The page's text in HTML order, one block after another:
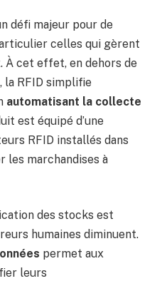
défi majeur pour de
celles qui gèrent
À cet effet, en dehors de
, la RFID simplifie
automatisant la collecte
est équipé d’une
RFID installés dans
les marchandises à
des stocks est
humaines diminuent.
permet aux
leurs